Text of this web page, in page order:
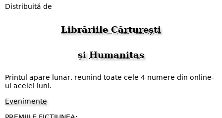
Distribuită de
Librăriile Cărturești
șiHumanitas
Printul apare lunar, reunind toate cele 4 numere din online-
ul acelei luni.
Evenimente